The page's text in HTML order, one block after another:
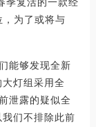
为了或将与
能够发现全新
灯组采用全
泄露的疑似全
们不排除此前